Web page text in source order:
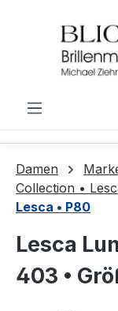
Damen
Collection •
Lesca • P80
Lesca
403 •